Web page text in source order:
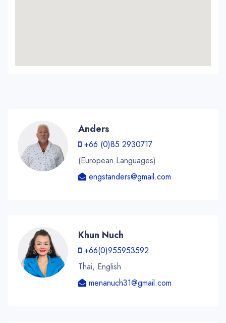
Anders
+66 (0)85 2930717
(European Languages)
engstanders@gmail.com
Khun Nuch
+66(0)955953592
Thai, English
menanuch31@gmail.com